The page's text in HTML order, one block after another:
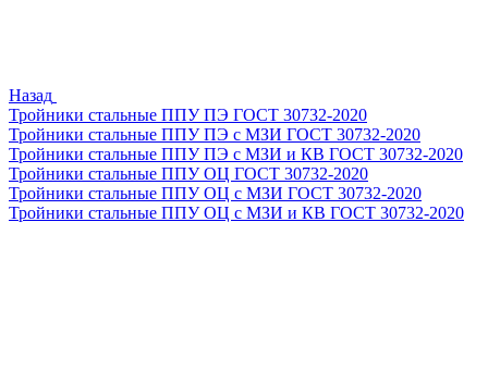
Назад
Тройники стальные ППУ ПЭ ГОСТ 30732-2020
Тройники стальные ППУ ПЭ с МЗИ ГОСТ 30732-2020
Тройники стальные ППУ ПЭ с МЗИ и КВ ГОСТ 30732-2020
Тройники стальные ППУ ОЦ ГОСТ 30732-2020
Тройники стальные ППУ ОЦ с МЗИ ГОСТ 30732-2020
Тройники стальные ППУ ОЦ с МЗИ и КВ ГОСТ 30732-2020